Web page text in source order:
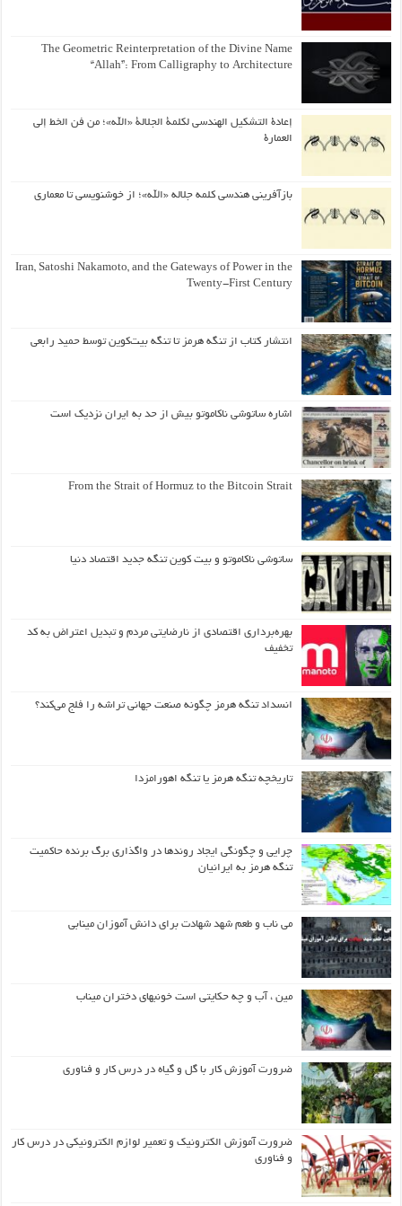
The Geometric Reinterpretation of the Divine Name
“Allah”: From Calligraphy to Architecture
إعادة التشكيل الهندسي لكلمة الجلالة «الله»؛ من فن الخط إلى
العمارة
بازآفرینی هندسی کلمه جلاله «الله»؛ از خوشنویسی تا معماری
Iran, Satoshi Nakamoto, and the Gateways of Power in the
Twenty-First Century
انتشار کتاب از تنگه هرمز تا تنگه بیت‌کوین توسط حمید رابعی
اشاره ساتوشی ناکاموتو بیش از حد به ایران نزدیک است
From the Strait of Hormuz to the Bitcoin Strait
ساتوشی ناکاموتو و بیت کوین تنگه جدید اقتصاد دنیا
بهره‌برداری اقتصادی از نارضایتی مردم و تبدیل اعتراض به کد
تخفیف
انسداد تنگه هرمز چگونه صنعت جهانی تراشه را فلج می‌کند؟
تاریخچه تنگه هرمز یا تنگه اهورامزدا
چرایی و چگونگی ایجاد روندها در واگذاری برگ برنده حاکمیت
تنگه هرمز به ایرانیان
می ناب و طعم شهد شهادت برای دانش آموزان مینابی
مین ، آب و چه حکایتی است خونبهای دختران میناب
ضرورت آموزش کار با گل و گیاه در درس کار و فناوری
ضرورت آموزش الکترونیک و تعمیر لوازم الکترونیکی در درس کار
و فناوری